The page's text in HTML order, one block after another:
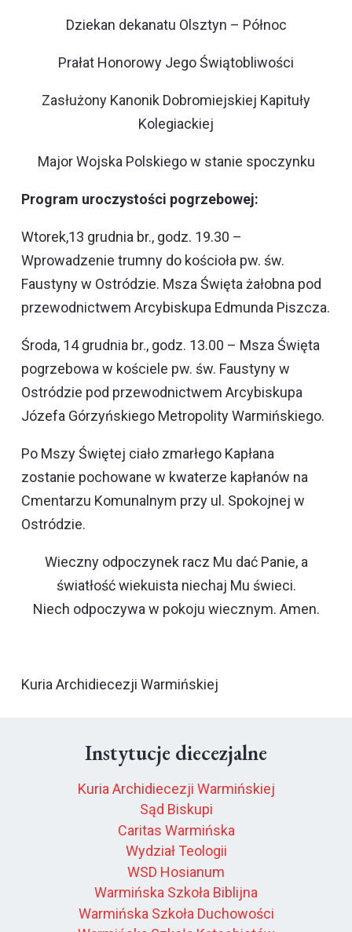
Dziekan dekanatu Olsztyn – Północ
Prałat Honorowy Jego Świątobliwości
Zasłużony Kanonik Dobromiejskiej Kapituły
Kolegiackiej
Major Wojska Polskiego w stanie spoczynku
Program uroczystości pogrzebowej:
Wtorek,13 grudnia br., godz. 19.30 –
Wprowadzenie trumny do kościoła pw. św.
Faustyny w Ostródzie. Msza Święta żałobna pod
przewodnictwem Arcybiskupa Edmunda Piszcza.
Środa, 14 grudnia br., godz. 13.00 – Msza Święta
pogrzebowa w kościele pw. św. Faustyny w
Ostródzie pod przewodnictwem Arcybiskupa
Józefa Górzyńskiego Metropolity Warmińskiego.
Po Mszy Świętej ciało zmarłego Kapłana
zostanie pochowane w kwaterze kapłanów na
Cmentarzu Komunalnym przy ul. Spokojnej w
Ostródzie.
Wieczny odpoczynek racz Mu dać Panie, a
światłość wiekuista niechaj Mu świeci.
Niech odpoczywa w pokoju wiecznym. Amen.
Kuria Archidiecezji Warmińskiej
Instytucje diecezjalne
Kuria Archidiecezji Warmińskiej
Sąd Biskupi
Caritas Warmińska
Wydział Teologii
WSD Hosianum
Warmińska Szkoła Biblijna
Warmińska Szkoła Duchowości